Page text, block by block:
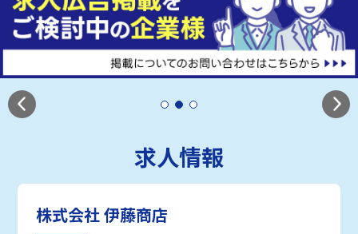
求人情報
株式会社 伊藤商店